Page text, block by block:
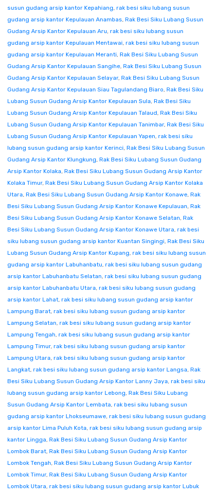
susun gudang arsip kantor Kepahiang, rak besi siku lubang susun
gudang arsip kantor Kepulauan Anambas, Rak Besi Siku Lubang Susun
Gudang Arsip Kantor Kepulauan Aru, rak besi siku lubang susun
gudang arsip kantor Kepulauan Mentawai, rak besi siku lubang susun
gudang arsip kantor Kepulauan Meranti, Rak Besi Siku Lubang Susun
Gudang Arsip Kantor Kepulauan Sangihe, Rak Besi Siku Lubang Susun
Gudang Arsip Kantor Kepulauan Selayar, Rak Besi Siku Lubang Susun
Gudang Arsip Kantor Kepulauan Siau Tagulandang Biaro, Rak Besi Siku
Lubang Susun Gudang Arsip Kantor Kepulauan Sula, Rak Besi Siku
Lubang Susun Gudang Arsip Kantor Kepulauan Talaud, Rak Besi Siku
Lubang Susun Gudang Arsip Kantor Kepulauan Tanimbar, Rak Besi Siku
Lubang Susun Gudang Arsip Kantor Kepulauan Yapen, rak besi siku
lubang susun gudang arsip kantor Kerinci, Rak Besi Siku Lubang Susun
Gudang Arsip Kantor Klungkung, Rak Besi Siku Lubang Susun Gudang
Arsip Kantor Kolaka, Rak Besi Siku Lubang Susun Gudang Arsip Kantor
Kolaka Timur, Rak Besi Siku Lubang Susun Gudang Arsip Kantor Kolaka
Utara, Rak Besi Siku Lubang Susun Gudang Arsip Kantor Konawe, Rak
Besi Siku Lubang Susun Gudang Arsip Kantor Konawe Kepulauan, Rak
Besi Siku Lubang Susun Gudang Arsip Kantor Konawe Selatan, Rak
Besi Siku Lubang Susun Gudang Arsip Kantor Konawe Utara, rak besi
siku lubang susun gudang arsip kantor Kuantan Singingi, Rak Besi Siku
Lubang Susun Gudang Arsip Kantor Kupang, rak besi siku lubang susun
gudang arsip kantor Labuhanbatu, rak besi siku lubang susun gudang
arsip kantor Labuhanbatu Selatan, rak besi siku lubang susun gudang
arsip kantor Labuhanbatu Utara, rak besi siku lubang susun gudang
arsip kantor Lahat, rak besi siku lubang susun gudang arsip kantor
Lampung Barat, rak besi siku lubang susun gudang arsip kantor
Lampung Selatan, rak besi siku lubang susun gudang arsip kantor
Lampung Tengah, rak besi siku lubang susun gudang arsip kantor
Lampung Timur, rak besi siku lubang susun gudang arsip kantor
Lampung Utara, rak besi siku lubang susun gudang arsip kantor
Langkat, rak besi siku lubang susun gudang arsip kantor Langsa, Rak
Besi Siku Lubang Susun Gudang Arsip Kantor Lanny Jaya, rak besi siku
lubang susun gudang arsip kantor Lebong, Rak Besi Siku Lubang
Susun Gudang Arsip Kantor Lembata, rak besi siku lubang susun
gudang arsip kantor Lhokseumawe, rak besi siku lubang susun gudang
arsip kantor Lima Puluh Kota, rak besi siku lubang susun gudang arsip
kantor Lingga, Rak Besi Siku Lubang Susun Gudang Arsip Kantor
Lombok Barat, Rak Besi Siku Lubang Susun Gudang Arsip Kantor
Lombok Tengah, Rak Besi Siku Lubang Susun Gudang Arsip Kantor
Lombok Timur, Rak Besi Siku Lubang Susun Gudang Arsip Kantor
Lombok Utara, rak besi siku lubang susun gudang arsip kantor Lubuk